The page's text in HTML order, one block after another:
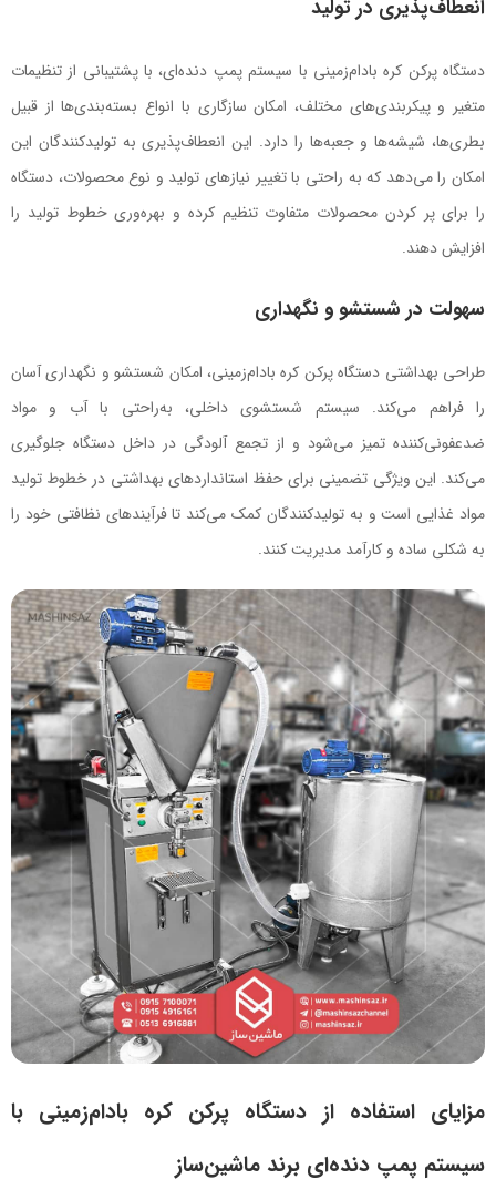
انعطاف‌پذیری در تولید
دستگاه پرکن کره بادام‌زمینی با سیستم پمپ دنده‌ای، با پشتیبانی از تنظیمات
متغیر و پیکربندی‌های مختلف، امکان سازگاری با انواع بسته‌بندی‌ها از قبیل
بطری‌ها، شیشه‌ها و جعبه‌ها را دارد. این انعطاف‌پذیری به تولیدکنندگان این
امکان را می‌دهد که به راحتی با تغییر نیازهای تولید و نوع محصولات، دستگاه
را برای پر کردن محصولات متفاوت تنظیم کرده و بهره‌وری خطوط تولید را
افزایش دهند.
سهولت در شستشو و نگهداری
طراحی بهداشتی دستگاه پرکن کره بادام‌زمینی، امکان شستشو و نگهداری آسان
را فراهم می‌کند. سیستم شستشوی داخلی، به‌راحتی با آب و مواد
ضدعفونی‌کننده تمیز می‌شود و از تجمع آلودگی در داخل دستگاه جلوگیری
می‌کند. این ویژگی تضمینی برای حفظ استانداردهای بهداشتی در خطوط تولید
مواد غذایی است و به تولیدکنندگان کمک می‌کند تا فرآیندهای نظافتی خود را
به شکلی ساده و کارآمد مدیریت کنند.
مزایای استفاده از دستگاه پرکن کره بادام‌زمینی با
سیستم پمپ دنده‌ای برند ماشین‌ساز